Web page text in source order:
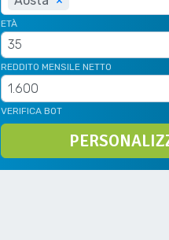
ETÀ
REDDITO MENSILE NETTO
VERIFICA BOT